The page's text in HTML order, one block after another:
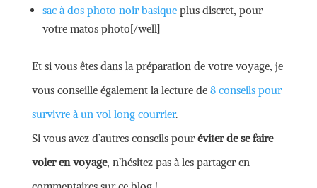
sac à dos photo noir basiqueplus discret, pour
votre matos photo[/well]
Et si vous êtes dans la préparation de votre voyage, je
vous conseille également la lecture de 8 conseils pour
survivre à un vol long courrier.
Si vous avez d’autres conseils pouréviter de se faire
voler en voyage, n’hésitez pas à les partager en